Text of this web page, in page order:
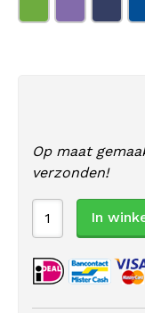
Op maat
verzonden!
In